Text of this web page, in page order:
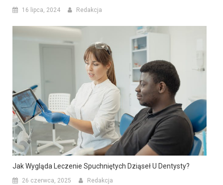
16 lipca, 2024 Redakcja
Jak Wygląda Leczenie Spuchniętych Dziąseł U Dentysty?
26 czerwca, 2025 Redakcja